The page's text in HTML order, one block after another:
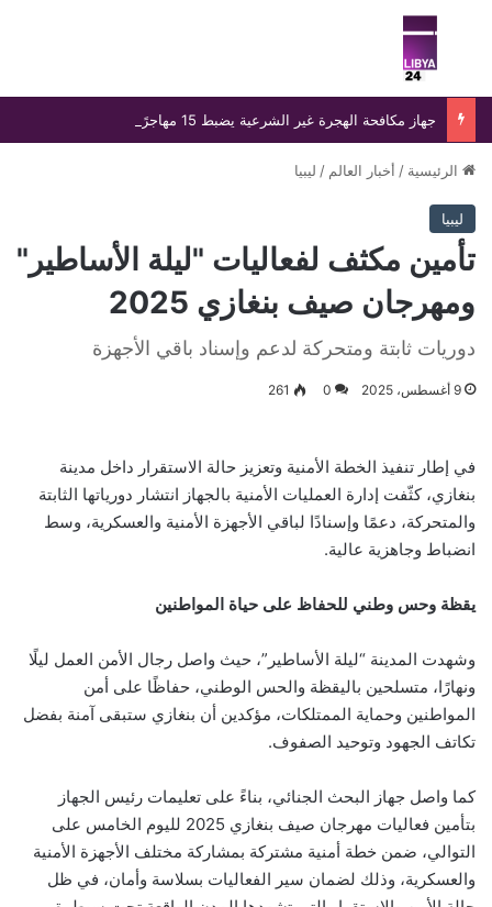
بحث عن
الرئيسية / أخبار العالم / ليبيا
ليبيا
تأمين مكثف لفعاليات "ليلة الأساطير"
ومهرجان صيف بنغازي 2025
دوريات ثابتة ومتحركة لدعم وإسناد باقي الأجهزة
9 أغسطس، 2025 0
261
في إطار تنفيذ الخطة الأمنية وتعزيز حالة الاستقرار داخل مدينة
بنغازي، كثّفت إدارة العمليات الأمنية بالجهاز انتشار دورياتها الثابتة
والمتحركة، دعمًا وإسنادًا لباقي الأجهزة الأمنية والعسكرية، وسط
انضباط وجاهزية عالية.
يقظة وحس وطني للحفاظ على حياة المواطنين
وشهدت المدينة “ليلة الأساطير”، حيث واصل رجال الأمن العمل ليلًا
ونهارًا، متسلحين باليقظة والحس الوطني، حفاظًا على أمن
المواطنين وحماية الممتلكات، مؤكدين أن بنغازي ستبقى آمنة بفضل
تكاتف الجهود وتوحيد الصفوف.
كما واصل جهاز البحث الجنائي، بناءً على تعليمات رئيس الجهاز
بتأمين فعاليات مهرجان صيف بنغازي 2025 لليوم الخامس على
التوالي، ضمن خطة أمنية مشتركة بمشاركة مختلف الأجهزة الأمنية
والعسكرية، وذلك لضمان سير الفعاليات بسلاسة وأمان، في ظل